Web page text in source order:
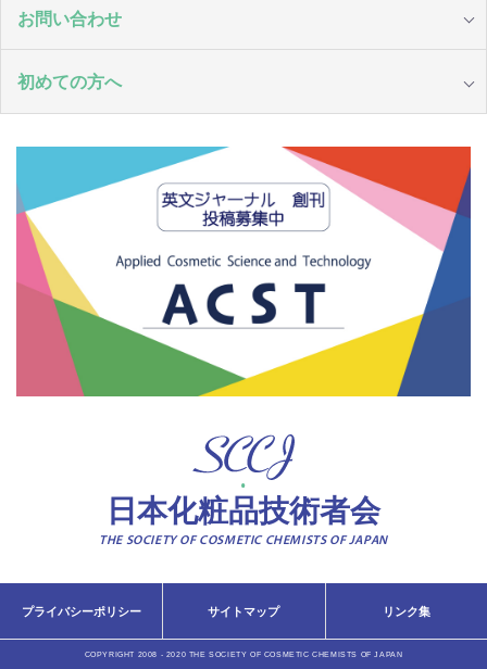
お問い合わせ
初めての方へ
日本化粧品技術者会
THE SOCIETY OF COSMETIC CHEMISTS OF JAPAN
プライバシーポリシー サイトマップ リンク集
COPYRIGHT 2008 - 2020 THE SOCIETY OF COSMETIC CHEMISTS OF JAPAN